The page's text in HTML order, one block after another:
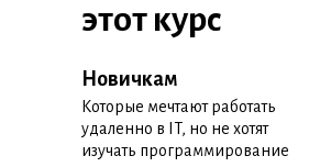
Новичкам
Которые мечтают работать
удаленно в IT, но не хотят
изучать программирование
этот курс